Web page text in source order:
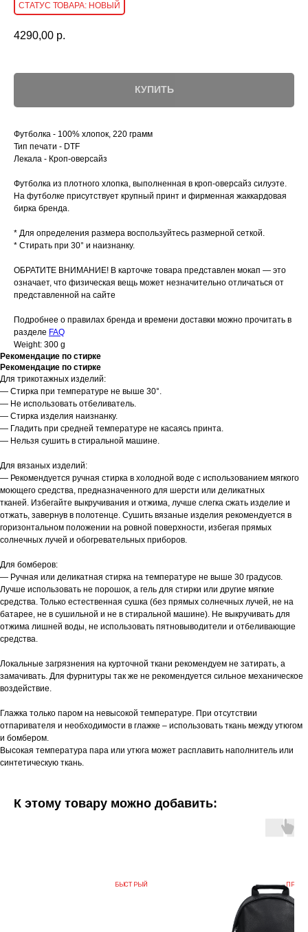
НОВЫЙ
4290,00 р.
КУПИТЬ
Футболка - 100% хлопок, 220 грамм
Тип печати - DTF
Лекала - Кроп-оверсайз
Футболка из плотного хлопка, выполненная в кроп-оверсайз силуэте.
На футболке присутствует крупный принт и фирменная жаккардовая
бирка бренда.
* Для определения размера воспользуйтесь размерной сеткой.
* Стирать при 30° и наизнанку.
ОБРАТИТЕ ВНИМАНИЕ! В карточке товара представлен мокап — это
означает, что физическая вещь может незначительно отличаться от
представленной на сайте
Подробнее о правилах бренда и времени доставки можно прочитать в
разделе FAQ
Weight: 300 g
Рекомендацие по cтирке
Рекомендацие по cтирке
Для трикотажных изделий:
— Стирка при температуре не выше 30°.
— Не использовать отбеливатель.
— Стирка изделия наизнанку.
— Гладить при средней температуре не касаясь принта.
— Нельзя сушить в стиральной машине.
Для вязаных изделий:
— Рекомендуется ручная стирка в холодной воде с использованием мягкого
моющего средства, предназначенного для шерсти или деликатных
тканей. Избегайте выкручивания и отжима, лучше слегка сжать изделие и
отжать, завернув в полотенце. Сушить вязаные изделия рекомендуется в
горизонтальном положении на ровной поверхности, избегая прямых
солнечных лучей и обогревательных приборов.
Для бомберов:
— Ручная или деликатная стирка на температуре не выше 30 градусов.
Лучше использовать не порошок, а гель для стирки или другие мягкие
средства. Только естественная сушка (без прямых солнечных лучей, не на
батарее, не в сушильной и не в стиральной машине). Не выкручивать для
отжима лишней воды, не использовать пятновыводители и отбеливающие
средства.
Локальные загрязнения на курточной ткани рекомендуем не затирать, а
замачивать. Для фурнитуры так же не рекомендуется сильное механическое
воздействие.
Глажка только паром на невысокой температуре. При отсутствии
отпаривателя и необходимости в глажке – использовать ткань между утюгом
и бомбером.
Высокая температура пара или утюга может расплавить наполнитель или
синтетическую ткань.
К этому товару можно добавить:
БЫСТРЫЙ